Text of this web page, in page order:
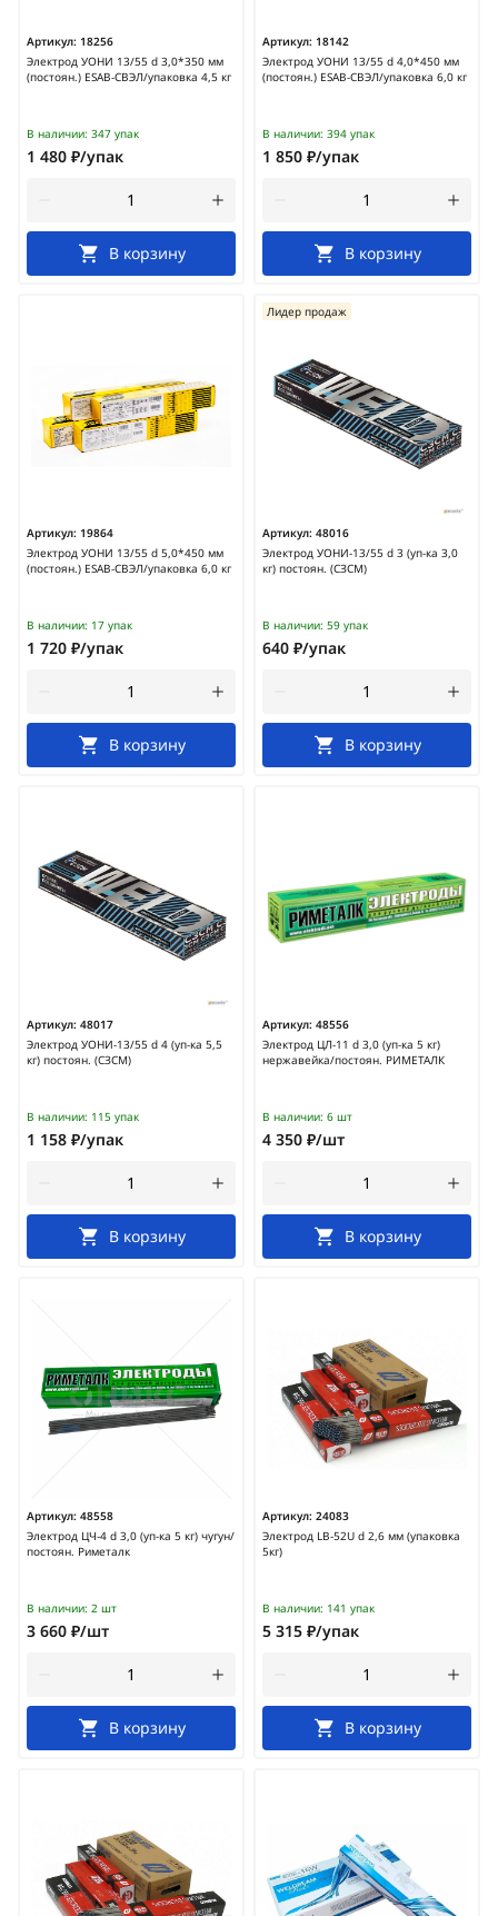
Артикул: 18256
Электрод УОНИ 13/55 d 3,0*350 мм
(постоян.) ESAB-СВЭЛ/упаковка 4,5 кг
В наличии: 347 упак
1 480 ₽/упак
В корзину
Артикул: 18142
Электрод УОНИ 13/55 d 4,0*450 мм
(постоян.) ESAB-СВЭЛ/упаковка 6,0 кг
В наличии: 394 упак
1 850 ₽/упак
В корзину
Артикул: 19864
Электрод УОНИ 13/55 d 5,0*450 мм
(постоян.) ESAB-СВЭЛ/упаковка 6,0 кг
В наличии: 17 упак
1 720 ₽/упак
В корзину
Артикул: 48016
Электрод УОНИ-13/55 d 3 (уп-ка 3,0
кг) постоян. (СЗСМ)
Лидер продаж
В наличии: 59 упак
640 ₽/упак
В корзину
Артикул: 48017
Электрод УОНИ-13/55 d 4 (уп-ка 5,5
кг) постоян. (СЗСМ)
В наличии: 115 упак
1 158 ₽/упак
В корзину
Артикул: 48556
Электрод ЦЛ-11 d 3,0 (уп-ка 5 кг)
нержавейка/постоян. РИМЕТАЛК
В наличии: 6 шт
4 350 ₽/шт
В корзину
Артикул: 48558
Электрод ЦЧ-4 d 3,0 (уп-ка 5 кг) чугун/
постоян. Риметалк
В наличии: 2 шт
3 660 ₽/шт
В корзину
Артикул: 24083
Электрод LB-52U d 2,6 мм (упаковка
5кг)
В наличии: 141 упак
5 315 ₽/упак
В корзину